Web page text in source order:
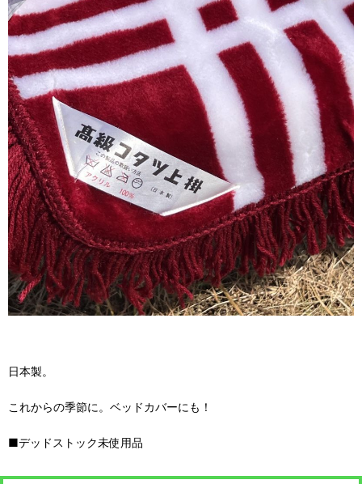
日本製。
これからの季節に。ベッドカバーにも！
■デッドストック未使用品